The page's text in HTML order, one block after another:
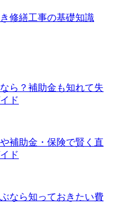
修繕工事の基礎知識
ら？補助金も知れて失
ド
補助金・保険で賢く直
ド
なら知っておきたい費